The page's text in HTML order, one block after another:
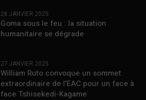
28 JANVIER 2025
Goma sous le feu : la situation
humanitaire se dégrade
27 JANVIER 2025
William Ruto convoque un sommet
extraordinaire de l’EAC pour un face à
face Tshisekedi-Kagame